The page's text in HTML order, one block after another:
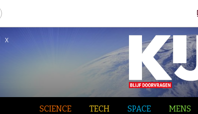
X
SCIENCE TECH SPACE MENS